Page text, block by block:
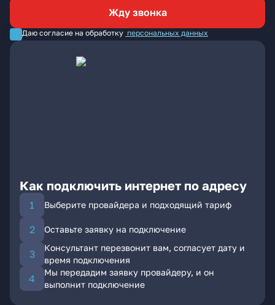
Жду звонка
Даю согласие на обработку персональных данных
Как подключить интернет по адресу
Выберите провайдера и подходящий тариф
Оставьте заявку на подключение
Консультант перезвонит вам, согласует дату и
время подключения
Мы передадим заявку провайдеру, и он
выполнит подключение